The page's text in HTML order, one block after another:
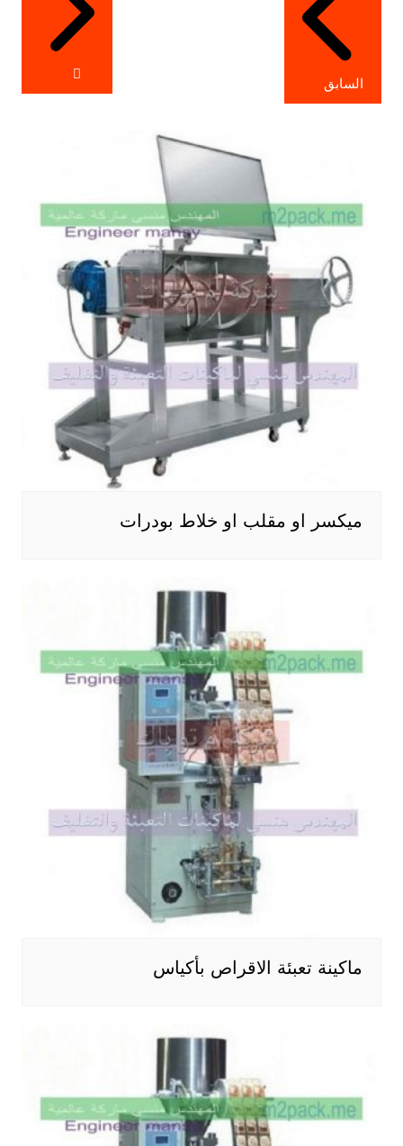
السابق
ميكسر او مقلب او خلاط بودرات
ماكينة تعبئة الاقراص بأكياس